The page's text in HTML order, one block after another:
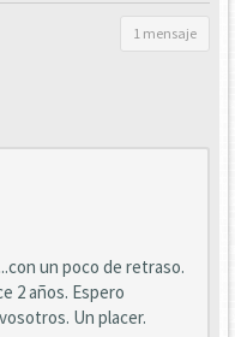
1 mensaje
un poco de retraso.
2 años. Espero
Un placer.